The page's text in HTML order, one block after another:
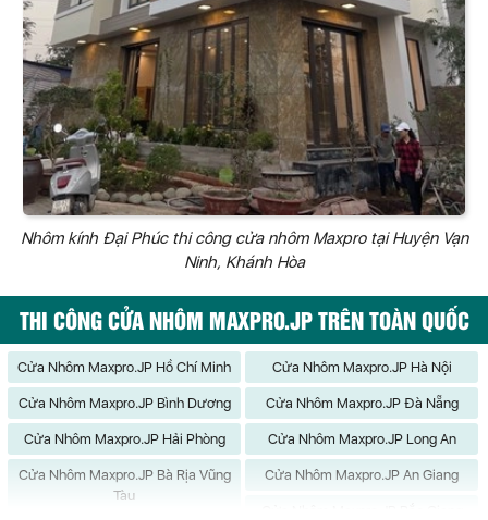
Nhôm kính Đại Phúc thi công cửa nhôm Maxpro tại Huyện Vạn
Ninh, Khánh Hòa
THI CÔNG CỬA NHÔM MAXPRO.JP TRÊN TOÀN QUỐC
Cửa Nhôm Maxpro.JP Hồ Chí Minh Cửa Nhôm Maxpro.JP Hà Nội
Cửa Nhôm Maxpro.JP Bình Dương Cửa Nhôm Maxpro.JP Đà Nẵng
Cửa Nhôm Maxpro.JP Hải Phòng Cửa Nhôm Maxpro.JP Long An
Cửa Nhôm Maxpro.JP Bà Rịa Vũng
Tàu
Cửa Nhôm Maxpro.JP An Giang